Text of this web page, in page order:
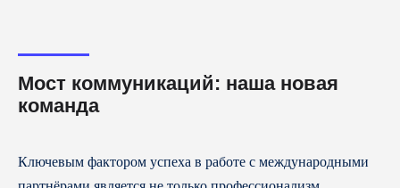
Мост коммуникаций: наша новая
команда
Ключевым фактором успеха в работе с международными